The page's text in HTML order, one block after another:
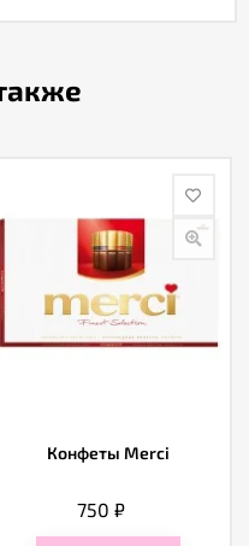
Конфеты Merci
750₽